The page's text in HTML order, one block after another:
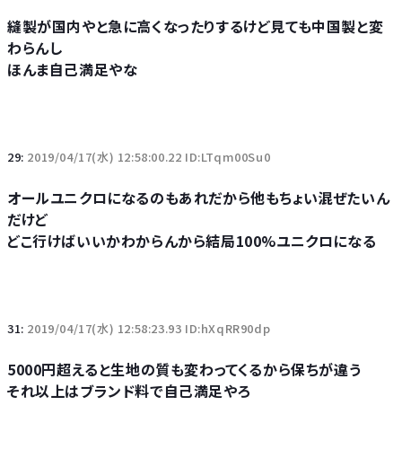
縫製が国内やと急に高くなったりするけど見ても中国製と変
わらんし
ほんま自己満足やな
29: 2019/04/17(水) 12:58:00.22 ID:LTqm00Su0
オールユニクロになるのもあれだから他もちょい混ぜたいん
だけど
どこ行けばいいかわからんから結局100%ユニクロになる
31: 2019/04/17(水) 12:58:23.93 ID:hXqRR90dp
5000円超えると生地の質も変わってくるから保ちが違う
それ以上はブランド料で自己満足やろ